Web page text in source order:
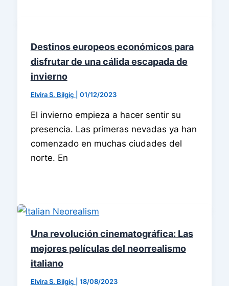
Destinos europeos económicos para
disfrutar de una cálida escapada de
invierno
Elvira S. Bilgiç 01/12/2023
El invierno empieza a hacer sentir su
presencia. Las primeras nevadas ya han
comenzado en muchas ciudades del
norte. En
Una revolución cinematográfica: Las
mejores películas del neorrealismo
italiano
Elvira S. Bilgiç 18/08/2023